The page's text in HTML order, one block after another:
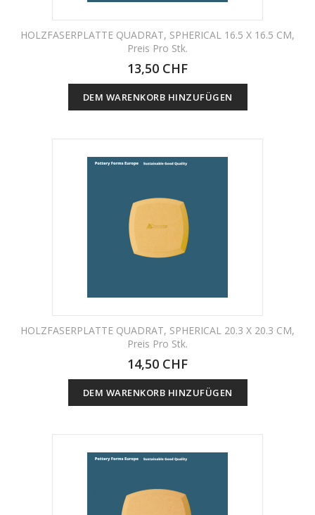
HOLZFASERPLATTE QUADRAT, SPHERICAL 16.5 X 16.5 CM,
Preis Pro Stk.
13,50 CHF
DEM WARENKORB HINZUFÜGEN
HOLZFASERPLATTE QUADRAT, SPHERICAL 20.3 X 20.3 CM,
Preis Pro Stk.
14,50 CHF
DEM WARENKORB HINZUFÜGEN